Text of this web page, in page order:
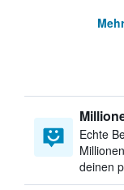
Echte
deinen